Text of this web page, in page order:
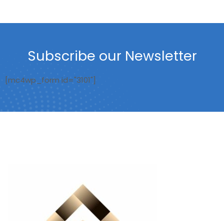
Subscribe our Newsletter
[mc4wp_form id="3101"]